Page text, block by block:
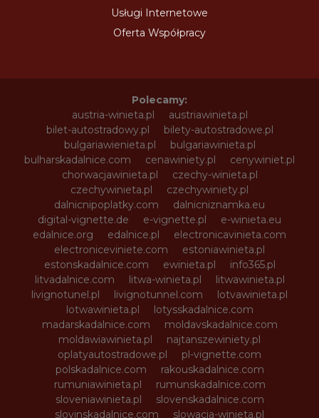
Usługi Internetowe
Oferta Współpracy
Polecamy:
austria-winieta.pl
austriawinieta.pl
bilet-autostradowy.pl
bilety-autostradowe.pl
bulgariawienieta.pl
bulgariawinieta.pl
bulharskadalnice.com
cenawiniety.pl
cenywiniet.pl
chorwacjawinieta.pl
czechy-winieta.pl
czechywinieta.pl
czechywiniety.pl
dalnicnipoplatky.com
dalnicniznamka.eu
digital-vignette.de
e-vignette.pl
e-winieta.eu
edalnice.org
edalnice.pl
electronicavinieta.com
electroniceviniete.com
estoniawinieta.pl
estonskadalnice.com
ewinieta.pl
info365.pl
litvadalnice.com
litwa-winieta.pl
litwawinieta.pl
livignotunel.pl
livignotunnel.com
lotvawinieta.pl
lotwawinieta.pl
lotysskadalnice.com
madarskadalnice.com
moldavskadalnice.com
moldawiawinieta.pl
najtanszewiniety.pl
oplatyautostradowe.pl
pl-vignette.com
polskadalnice.com
rakouskadalnice.com
rumuniawinieta.pl
rumunskadalnice.com
sloveniawinieta.pl
slovenskadalnice.com
slovinskadalnice.com
slowacja-winieta.pl